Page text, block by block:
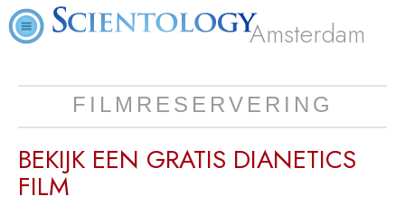
Amsterdam
FILMRESERVERING
BEKIJK EEN GRATIS DIANETICS
FILM